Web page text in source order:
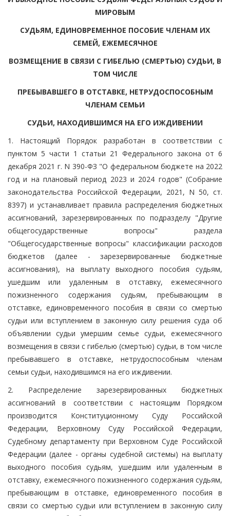
МИРОВЫМ
СУДЬЯМ, ЕДИНОВРЕМЕННОЕ ПОСОБИЕ ЧЛЕНАМ ИХ
СЕМЕЙ, ЕЖЕМЕСЯЧНОЕ
ВОЗМЕЩЕНИЕ В СВЯЗИ С ГИБЕЛЬЮ (СМЕРТЬЮ) СУДЬИ, В
ТОМ ЧИСЛЕ
ПРЕБЫВАВШЕГО В ОТСТАВКЕ, НЕТРУДОСПОСОБНЫМ
ЧЛЕНАМ СЕМЬИ
СУДЬИ, НАХОДИВШИМСЯ НА ЕГО ИЖДИВЕНИИ
1. Настоящий Порядок разработан в соответствии с
пунктом 5 части 1 статьи 21 Федерального закона от 6
декабря 2021 г. N 390-ФЗ "О федеральном бюджете на 2022
год и на плановый период 2023 и 2024 годов" (Собрание
законодательства Российской Федерации, 2021, N 50, ст.
8397) и устанавливает правила распределения бюджетных
ассигнований, зарезервированных по подразделу "Другие
общегосударственные вопросы" раздела
"Общегосударственные вопросы" классификации расходов
бюджетов (далее - зарезервированные бюджетные
ассигнования), на выплату выходного пособия судьям,
ушедшим или удаленным в отставку, ежемесячного
пожизненного содержания судьям, пребывающим в
отставке, единовременного пособия в связи со смертью
судьи или вступлением в законную силу решения суда об
объявлении судьи умершим семье судьи, ежемесячного
возмещения в связи с гибелью (смертью) судьи, в том числе
пребывавшего в отставке, нетрудоспособным членам
семьи судьи, находившимся на его иждивении.
2. Распределение зарезервированных бюджетных
ассигнований в соответствии с настоящим Порядком
производится Конституционному Суду Российской
Федерации, Верховному Суду Российской Федерации,
Судебному департаменту при Верховном Суде Российской
Федерации (далее - органы судебной системы) на выплату
выходного пособия судьям, ушедшим или удаленным в
отставку, ежемесячного пожизненного содержания судьям,
пребывающим в отставке, единовременного пособия в
связи со смертью судьи или вступлением в законную силу